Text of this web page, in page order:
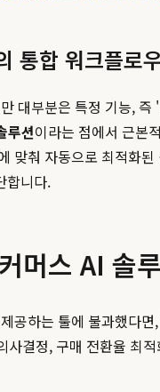
통합 워크플로
대부분은 특정 기능,
루션이라는 점에서 근본
맞춰 자동으로 최적화
합니다.
머스 AI 솔
공하는 툴에 불과했다
결정, 구매 전환율 최